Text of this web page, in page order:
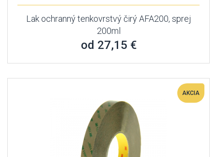
Lak ochranný tenkovrstvý čirý AFA200, sprej
200ml
od 27,15 €
AKCIA